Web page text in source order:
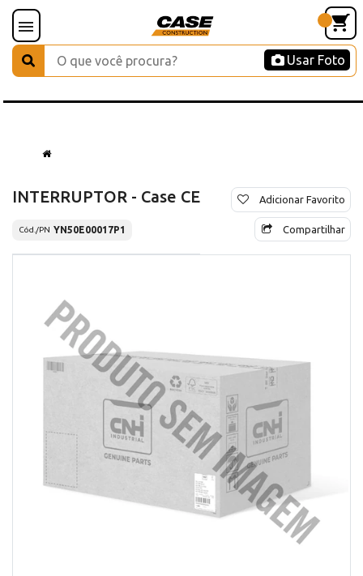
Usar Foto
INTERRUPTOR - Case CE
Cód./PN YN50E00017P1
Adicionar Favorito
Compartilhar